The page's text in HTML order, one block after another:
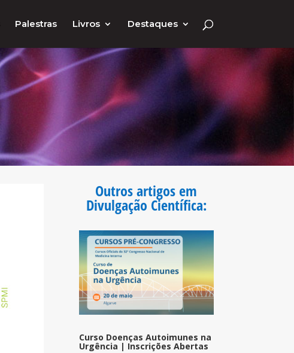
Palestras Livros Destaques
Outros artigos em
Divulgação Científica:
Curso Doenças Autoimunes na
Urgência | Inscrições Abertas